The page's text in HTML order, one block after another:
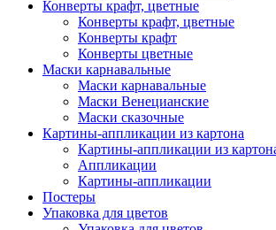
Конверты крафт, цветные
Конверты крафт, цветные
Конверты крафт
Конверты цветные
Маски карнавальные
Маски карнавальные
Маски Венецианские
Маски сказочные
Картины-аппликации из картона
Картины-аппликации из
Аппликации
Картины-аппликации
Постеры
Упаковка для цветов